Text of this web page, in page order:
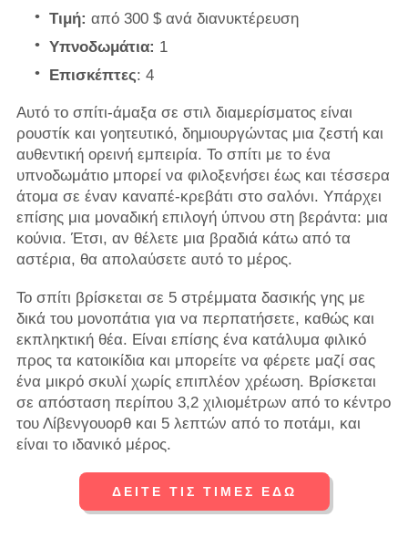
Τιμή: από 300 $ ανά διανυκτέρευση
Υπνοδωμάτια: 1
Επισκέπτες: 4
Αυτό το σπίτι-άμαξα σε στιλ διαμερίσματος είναι
ρουστίκ και γοητευτικό, δημιουργώντας μια ζεστή και
αυθεντική ορεινή εμπειρία. Το σπίτι με το ένα
υπνοδωμάτιο μπορεί να φιλοξενήσει έως και τέσσερα
άτομα σε έναν καναπέ-κρεβάτι στο σαλόνι. Υπάρχει
επίσης μια μοναδική επιλογή ύπνου στη βεράντα: μια
κούνια. Έτσι, αν θέλετε μια βραδιά κάτω από τα
αστέρια, θα απολαύσετε αυτό το μέρος.
Το σπίτι βρίσκεται σε 5 στρέμματα δασικής γης με
δικά του μονοπάτια για να περπατήσετε, καθώς και
εκπληκτική θέα. Είναι επίσης ένα κατάλυμα φιλικό
προς τα κατοικίδια και μπορείτε να φέρετε μαζί σας
ένα μικρό σκυλί χωρίς επιπλέον χρέωση. Βρίσκεται
σε απόσταση περίπου 3,2 χιλιομέτρων από το κέντρο
του Λίβενγουορθ και 5 λεπτών από το ποτάμι, και
είναι το ιδανικό μέρος.
ΔΕΙΤΕ ΤΙΣ ΤΙΜΕΣ ΕΔΩ